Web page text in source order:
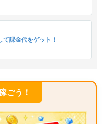
課金代をゲット！
ごう！